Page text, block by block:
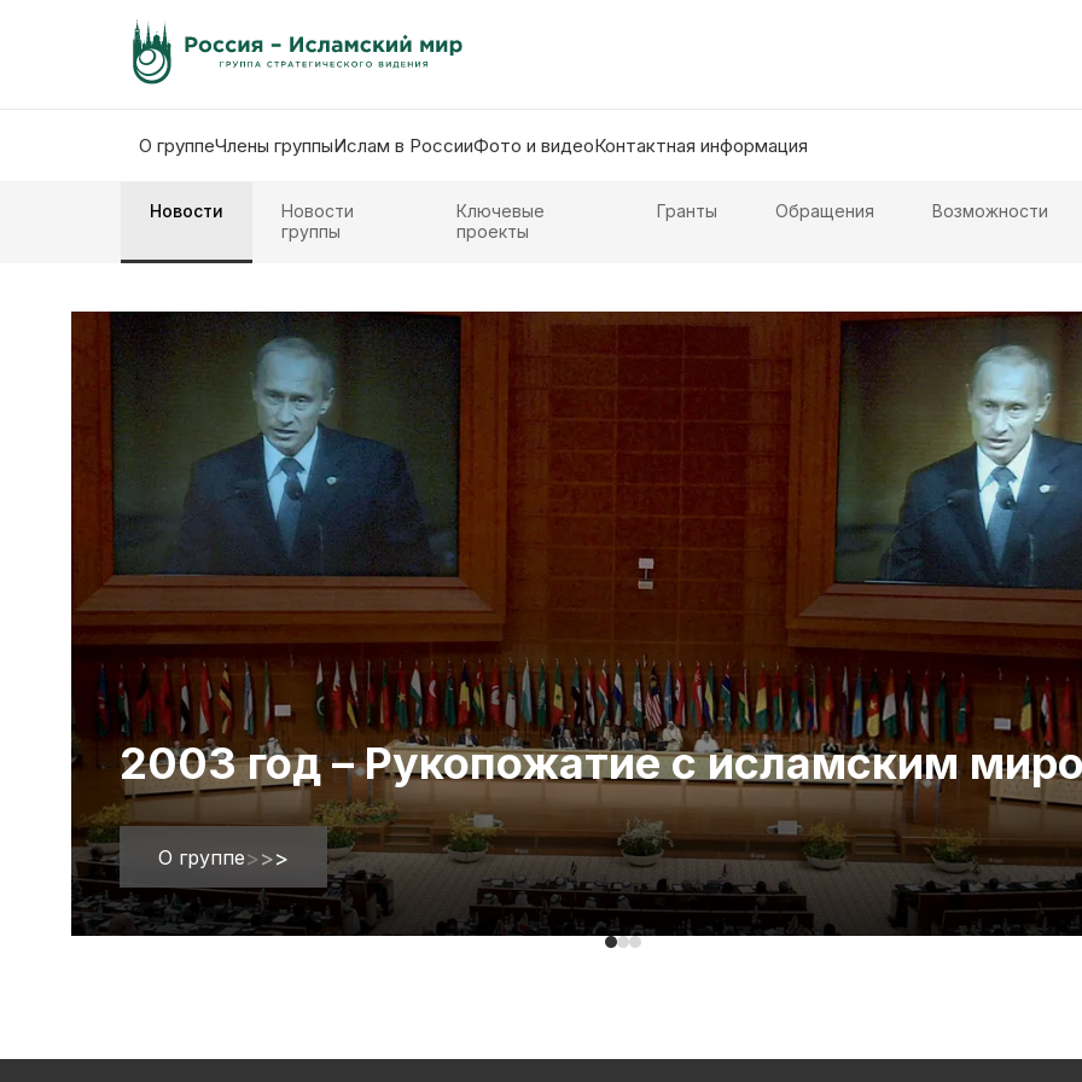
О группеЧлены группыИслам в РоссииФото и видеоКонтактная информация
Новости
Новости
группы
Ключевые
проекты
Гранты Обращения Возможности
2003 год – Рукопожатие с исламским
О группе>>>